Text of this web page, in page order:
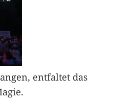
entfaltet das